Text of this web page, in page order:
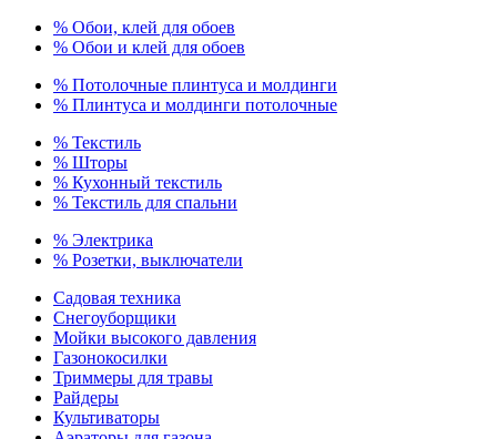
% Обои, клей для обоев
% Обои и клей для обоев
% Потолочные плинтуса и молдинги
% Плинтуса и молдинги потолочные
% Текстиль
% Шторы
% Кухонный текстиль
% Текстиль для спальни
% Электрика
% Розетки, выключатели
Садовая техника
Снегоуборщики
Мойки высокого давления
Газонокосилки
Триммеры для травы
Райдеры
Культиваторы